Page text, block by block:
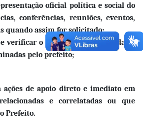
oficial política e social do
conferências, reuniões, eventos,
quando assim for solicitado;
verificar o andamento de medidas e
pelo prefeito;
de apoio direto e imediato em
e correlatadas ou que
Prefeito.